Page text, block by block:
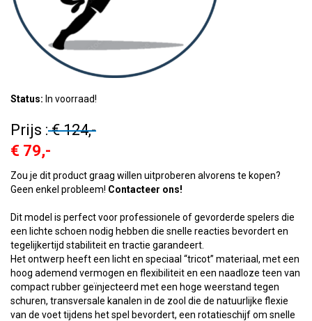
Status: In voorraad!
Prijs :€ 124,-
€ 79,-
Zou je dit product graag willen uitproberen alvorens te kopen?
Geen enkel probleem! Contacteer ons!
Dit model is perfect voor professionele of gevorderde spelers die
een lichte schoen nodig hebben die snelle reacties bevordert en
tegelijkertijd stabiliteit en tractie garandeert.
Het ontwerp heeft een licht en speciaal “tricot” materiaal, met een
hoog ademend vermogen en flexibiliteit en een naadloze teen van
compact rubber geïnjecteerd met een hoge weerstand tegen
schuren, transversale kanalen in de zool die de natuurlijke flexie
van de voet tijdens het spel bevordert, een rotatieschijf om snelle